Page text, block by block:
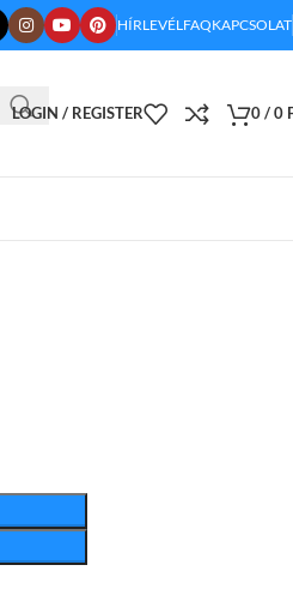
HÍRLEVÉLFAQKAPCSOLAT
LOGIN / REGISTER 0/0